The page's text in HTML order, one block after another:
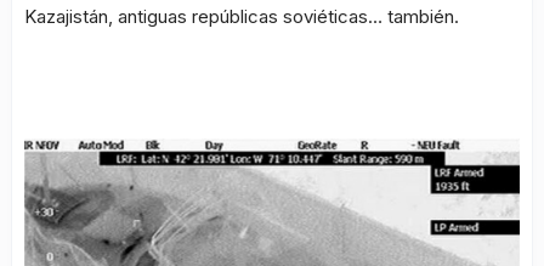
Kazajistán, antiguas repúblicas soviéticas… también.